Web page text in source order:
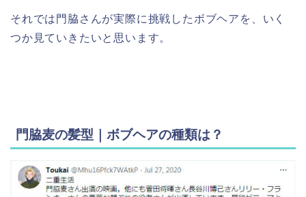
それでは門脇さんが実際に挑戦したボブヘアを、いく
つか見ていきたいと思います。
門脇麦の髪型｜ボブヘアの種類は？